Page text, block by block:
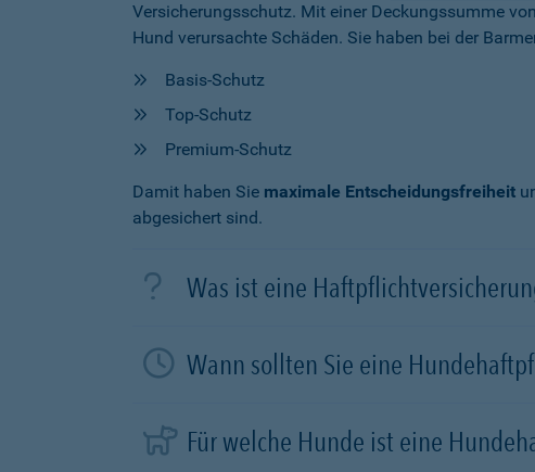
Versicherungsschutz. Mit einer Deckungssumme von
Hund verursachte Schäden. Sie haben bei der
Basis-Schutz
Top-Schutz
Premium-Schutz
Damit haben Sie maximale Entscheidungsfreiheit
abgesichert sind.
Was ist eine
Wann sollten Sie eine
Für welche Hunde ist eine